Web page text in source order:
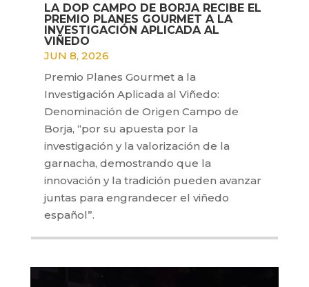
LA DOP CAMPO DE BORJA RECIBE EL
PREMIO PLANES GOURMET A LA
INVESTIGACIÓN APLICADA AL
VIÑEDO
JUN 8, 2026
Premio Planes Gourmet a la
Investigación Aplicada al Viñedo:
Denominación de Origen Campo de
Borja, “por su apuesta por la
investigación y la valorización de la
garnacha, demostrando que la
innovación y la tradición pueden avanzar
juntas para engrandecer el viñedo
español”.